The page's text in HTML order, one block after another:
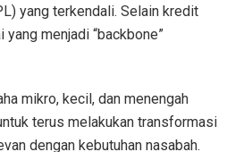
yang terkendali. Selain kredit
menjadi “backbone”
mikro, kecil, dan menengah
terus melakukan transformasi
dengan kebutuhan nasabah.